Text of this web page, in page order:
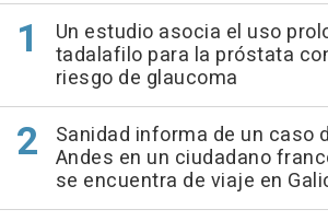
Un estudio asocia el uso
tadalafilo para la próstata
riesgo de glaucoma
Sanidad informa de un caso
Andes en un ciudadano
se encuentra de viaje en